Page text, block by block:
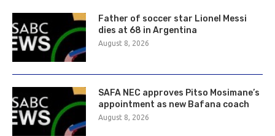
Father of soccer star Lionel Messi
dies at 68 in Argentina
August 8, 2026
SAFA NEC approves Pitso Mosimane’s
appointment as new Bafana coach
August 8, 2026